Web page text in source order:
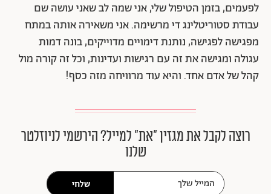
לפעמים, בזמן הטיפול שלי, אני שמה לב שאני עושה שם
עבודת סטוריטלינג די מרשימה. אני משאירה אותה במתח
מפגישה לפגישה, נותנת דימויים מדוייקים, בונה דמות
עגולה ומגישה את זה עם רגישות ועדינות, וכל זה קורה מול
קהל של אדם אחד. והיא עוד מרוויחה מזה כסף!
רוצה לקבל את מגזין ״את״ למייל? הירשמי לניוזלטר
שלנו
שלחי